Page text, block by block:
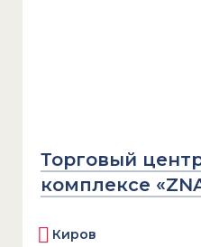
Торговый
комплексе
Киров